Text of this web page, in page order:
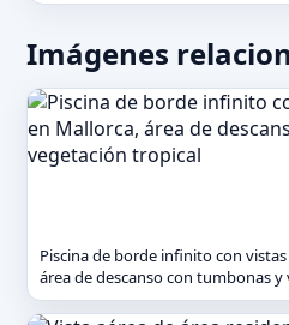
Imágenes
Piscina de borde infinito con
área de descanso con tumbonas